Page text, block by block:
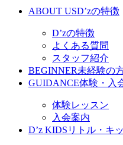
ABOUT USD’zの特徴
D’zの特徴
よくある質問
スタッフ紹介
BEGINNER未経験の
GUIDANCE体験・入
体験レッスン
入会案内
D’z KIDS リトル・キ